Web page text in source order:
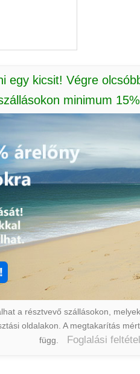
egy kicsit! Végre
minimum
a résztvevő szállásokon,
oldalakon. A megtakarítás
függ.
Foglalási